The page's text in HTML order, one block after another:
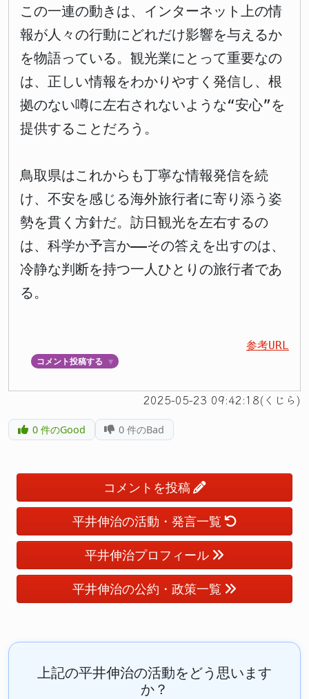
この一連の動きは、インターネット上の情
報が人々の行動にどれだけ影響を与えるか
を物語っている。観光業にとって重要なの
は、正しい情報をわかりやすく発信し、根
拠のない噂に左右されないような“安心”を
提供することだろう。
鳥取県はこれからも丁寧な情報発信を続
け、不安を感じる海外旅行者に寄り添う姿
勢を貫く方針だ。訪日観光を左右するの
は、科学か予言か——その答えを出すのは、
冷静な判断を持つ一人ひとりの旅行者であ
る。
参考URL
コメント投稿する ▼
2025-05-23 09:42:18(くじら)
0件のGood 0 件のBad
コメントを投稿
平井伸治の活動・発言一覧
平井伸治プロフィール
平井伸治の公約・政策一覧
上記の平井伸治の活動をどう思います
か？